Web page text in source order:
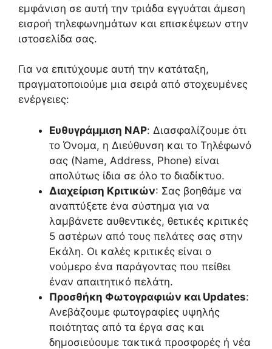
εμφάνιση σε αυτή την τριάδα εγγυάται άμεση
εισροή τηλεφωνημάτων και επισκέψεων στην
ιστοσελίδα σας.
Για να επιτύχουμε αυτή την κατάταξη,
πραγματοποιούμε μια σειρά από στοχευμένες
ενέργειες:
Ευθυγράμμιση NAP: Διασφαλίζουμε ότι
το Όνομα, η Διεύθυνση και το Τηλέφωνό
σας (Name, Address, Phone) είναι
απολύτως ίδια σε όλο το διαδίκτυο.
Διαχείριση Κριτικών: Σας βοηθάμε να
αναπτύξετε ένα σύστημα για να
λαμβάνετε αυθεντικές, θετικές κριτικές
5 αστέρων από τους πελάτες σας στην
Εκάλη. Οι καλές κριτικές είναι ο
νούμερο ένα παράγοντας που πείθει
έναν απαιτητικό πελάτη.
Προσθήκη Φωτογραφιών και Updates:
Ανεβάζουμε φωτογραφίες υψηλής
ποιότητας από τα έργα σας και
δημοσιεύουμε τακτικά προσφορές ή νέα